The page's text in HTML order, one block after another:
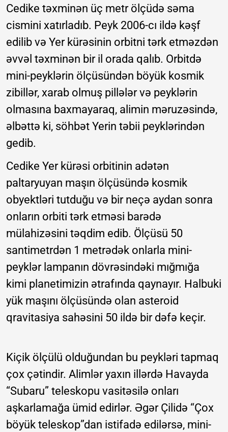
Cedike təxminən üç metr ölçüdə səma
cismini xatırladıb. Peyk 2006-cı ildə kəşf
edilib və Yer kürəsinin orbitni tərk etməzdən
əvvəl təxminən bir il orada qalıb. Orbitdə
mini-peyklərin ölçüsündən böyük kosmik
zibillər, xarab olmuş pillələr və peyklərin
olmasına baxmayaraq, alimin məruzəsində,
əlbəttə ki, söhbət Yerin təbii peyklərindən
gedib.
Cedike Yer kürəsi orbitinin adətən
paltaryuyan maşın ölçüsündə kosmik
obyektləri tutduğu və bir neçə aydan sonra
onların orbiti tərk etməsi barədə
mülahizəsini təqdim edib. Ölçüsü 50
santimetrdən 1 metrədək onlarla mini-
peyklər lampanın dövrəsindəki mığmığa
kimi planetimizin ətrafında qaynayır. Halbuki
yük maşını ölçüsündə olan asteroid
qravitasiya sahəsini 50 ildə bir dəfə keçir.
Kiçik ölçülü olduğundan bu peykləri tapmaq
çox çətindir. Alimlər yaxın illərdə Havayda
“Subaru” teleskopu vasitəsilə onları
aşkarlamağa ümid edirlər. Əgər Çilidə “Çox
böyük teleskop”dan istifadə edilərsə, mini-